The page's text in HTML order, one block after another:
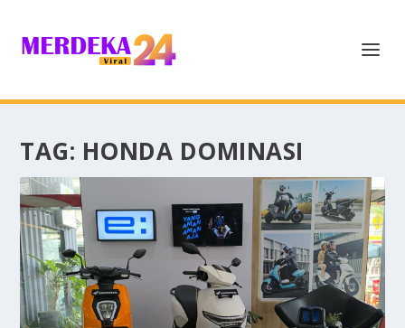
TAG: HONDA DOMINASI